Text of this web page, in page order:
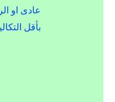
عادى او
بأقل